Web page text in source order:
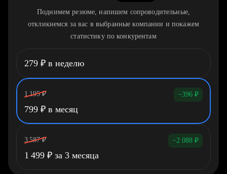
Поднимем резюме, напишем сопроводительные,
откликнемся за вас в выбранные компании и покажем
статистику по конкурентам
279 ₽ в неделю
1 195 ₽ −396 ₽
799 ₽ в месяц
3 587 ₽ −2 088 ₽
1 499 ₽ за 3 месяца